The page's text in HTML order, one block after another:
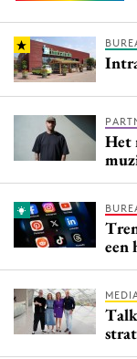
Reputatie & crisis
Het
een